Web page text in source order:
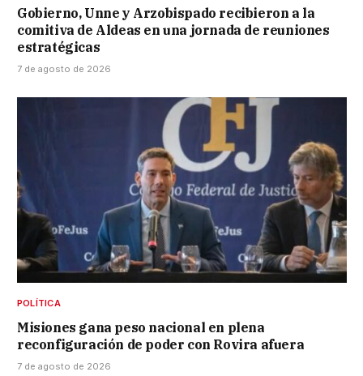
Gobierno, Unne y Arzobispado recibieron a la
comitiva de Aldeas en una jornada de reuniones
estratégicas
7 de agosto de 2026
POLÍTICA
Misiones gana peso nacional en plena
reconfiguración de poder con Rovira afuera
7 de agosto de 2026